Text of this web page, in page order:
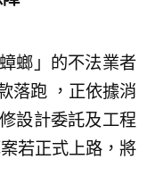
螂」的不法業者
落跑 ，正依據消
設計委託及工程
若正式上路，將